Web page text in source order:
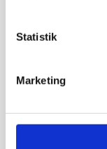
Statistik
Marketing